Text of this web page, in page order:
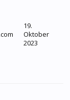
19.
Oktober
2023